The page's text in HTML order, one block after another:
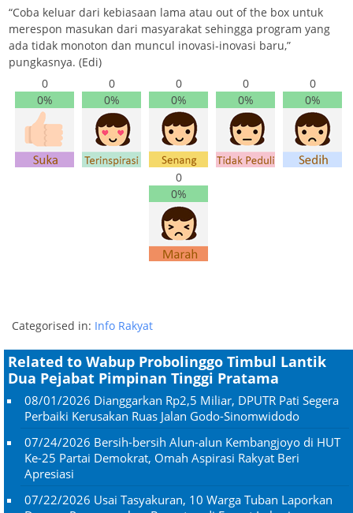
“Coba keluar dari kebiasaan lama atau out of the box untuk
merespon masukan dari masyarakat sehingga program yang
ada tidak monoton dan muncul inovasi-inovasi baru,”
pungkasnya. (Edi)
0
0%
0
0%
0
0%
0
0%
0
0%
0
0%
Categorised in: Info Rakyat
Related to Wabup Probolinggo Timbul Lantik
Dua Pejabat Pimpinan Tinggi Pratama
08/01/2026 Dianggarkan Rp2,5 Miliar, DPUTR Pati Segera
Perbaiki Kerusakan Ruas Jalan Godo-Sinomwidodo
07/24/2026 Bersih-bersih Alun-alun Kembangjoyo di HUT
Ke-25 Partai Demokrat, Omah Aspirasi Rakyat Beri
Apresiasi
07/22/2026 Usai Tasyakuran, 10 Warga Tuban Laporkan